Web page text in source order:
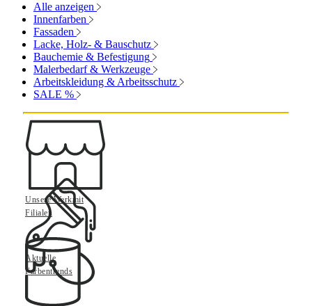
Alle anzeigen
Innenfarben
Fassaden
Lacke, Holz- & Bauschutz
Bauchemie & Befestigung
Malerbedarf & Werkzeuge
Arbeitskleidung & Arbeitsschutz
SALE %
Unsere Werkmit
Filialen
Aktuelle
Farbentrends